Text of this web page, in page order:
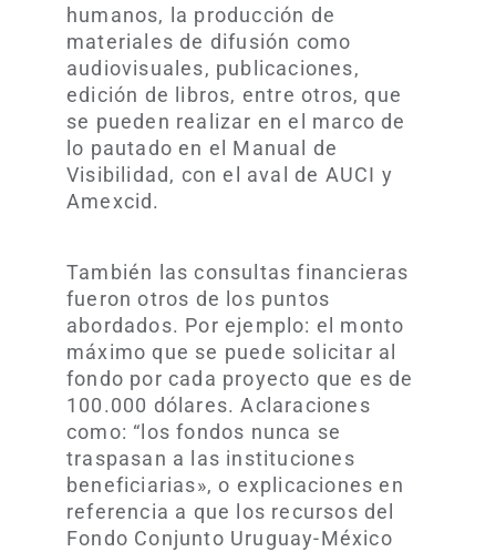
humanos, la producción de
materiales de difusión como
audiovisuales, publicaciones,
edición de libros, entre otros, que
se pueden realizar en el marco de
lo pautado en el Manual de
Visibilidad, con el aval de AUCI y
Amexcid.
También las consultas financieras
fueron otros de los puntos
abordados. Por ejemplo: el monto
máximo que se puede solicitar al
fondo por cada proyecto que es de
100.000 dólares. Aclaraciones
como: “los fondos nunca se
traspasan a las instituciones
beneficiarias», o explicaciones en
referencia a que los recursos del
Fondo Conjunto Uruguay-México